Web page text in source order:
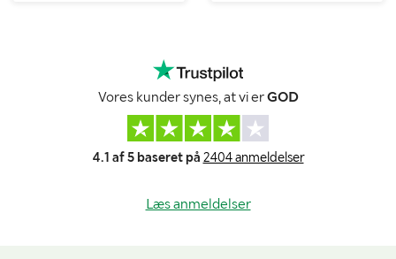
Vores kunder synes, at vi erGOD
4.1 af 5 baseret på 2404 anmeldelser
Læs anmeldelser